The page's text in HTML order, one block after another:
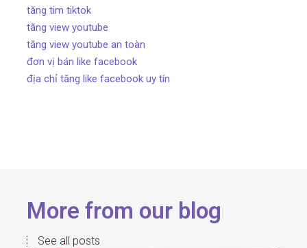
tăng tim tiktok
tăng view youtube
tăng view youtube an toàn
đơn vị bán like facebook
địa chỉ tăng like facebook uy tín
More from our blog
See all posts